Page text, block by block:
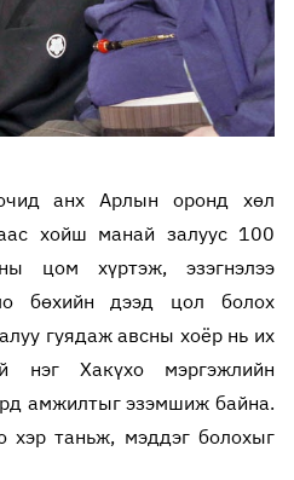
анх Арлын оронд хөл
хойш манай залуус 100
цом хүртэж, эзэгнэлээ
бөхийн дээд цол болох
гуядаж авсны хоёр нь их
нэг Хакүхо мэргэжлийн
амжилтыг эзэмшиж байна.
хэр таньж, мэддэг болохыг